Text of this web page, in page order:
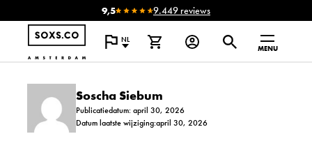
9,5 9.449 reviews
NL
MENU
Soscha Siebum
Publicatiedatum: april 30, 2026
Datum laatste wijziging:april 30, 2026